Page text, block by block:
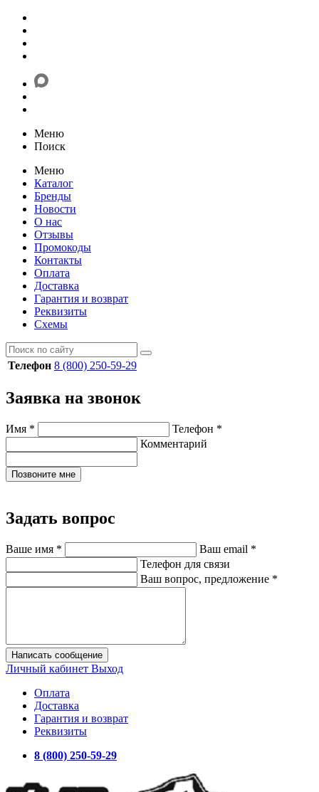
Меню
Поиск
Меню
Каталог
Бренды
Новости
О нас
Отзывы
Промокоды
Контакты
Оплата
Доставка
Гарантия и возврат
Реквизиты
Схемы
Телефон 8 (800) 250-59-29
Заявка на звонок
Имя * Телефон *
Комментарий
Позвоните мне
Задать вопрос
Ваше имя * Ваш email *
Телефон для связи
Ваш вопрос, предложение *
Написать сообщение
Личный кабинет Выход
Оплата
Доставка
Гарантия и возврат
Реквизиты
8 (800) 250-59-29